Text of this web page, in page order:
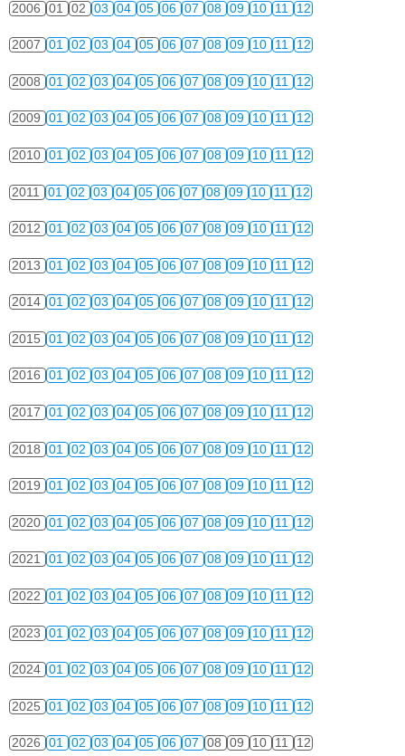
2006 01 02 03 04 05 06 07 08 09 10 11 12
2007 01 02 03 04 05 06 07 08 09 10 11 12
2008 01 02 03 04 05 06 07 08 09 10 11 12
2009 01 02 03 04 05 06 07 08 09 10 11 12
2010 01 02 03 04 05 06 07 08 09 10 11 12
2011 01 02 03 04 05 06 07 08 09 10 11 12
2012 01 02 03 04 05 06 07 08 09 10 11 12
2013 01 02 03 04 05 06 07 08 09 10 11 12
2014 01 02 03 04 05 06 07 08 09 10 11 12
2015 01 02 03 04 05 06 07 08 09 10 11 12
2016 01 02 03 04 05 06 07 08 09 10 11 12
2017 01 02 03 04 05 06 07 08 09 10 11 12
2018 01 02 03 04 05 06 07 08 09 10 11 12
2019 01 02 03 04 05 06 07 08 09 10 11 12
2020 01 02 03 04 05 06 07 08 09 10 11 12
2021 01 02 03 04 05 06 07 08 09 10 11 12
2022 01 02 03 04 05 06 07 08 09 10 11 12
2023 01 02 03 04 05 06 07 08 09 10 11 12
2024 01 02 03 04 05 06 07 08 09 10 11 12
2025 01 02 03 04 05 06 07 08 09 10 11 12
2026 01 02 03 04 05 06 07 08 09 10 11 12